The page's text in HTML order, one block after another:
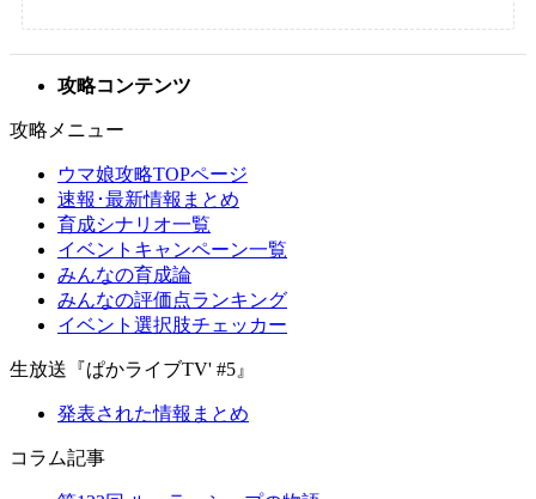
攻略コンテンツ
攻略メニュー
ウマ娘攻略TOPページ
速報･最新情報まとめ
育成シナリオ一覧
イベントキャンペーン一覧
みんなの育成論
みんなの評価点ランキング
イベント選択肢チェッカー
生放送『ぱかライブTV' #5』
発表された情報まとめ
コラム記事